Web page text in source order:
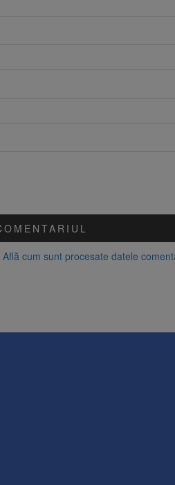
Află cum sunt procesate datele